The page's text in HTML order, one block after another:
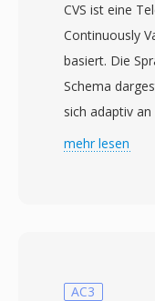
CVS ist eine
Continuously
basiert. Die
Schema
sich adaptiv
Von der CCITT
Bitmustern
mehr lesen
AC3